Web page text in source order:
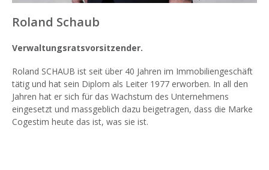
Roland Schaub
Verwaltungsratsvorsitzender.
Roland SCHAUB ist seit über 40 Jahren im Immobiliengeschäft
tätig und hat sein Diplom als Leiter 1977 erworben. In all den
Jahren hat er sich für das Wachstum des Unternehmens
eingesetzt und massgeblich dazu beigetragen, dass die Marke
Cogestim heute das ist, was sie ist.